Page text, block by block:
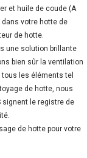
et huile de coude (A
votre hotte de
de hotte.
une solution brillante
bien sûr la ventilation
les éléments tel
de hotte, nous
signent le registre de
de hotte pour votre